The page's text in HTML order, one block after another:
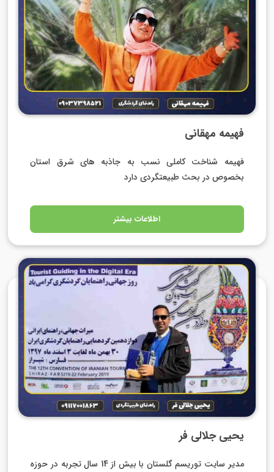
فهیمه مهقانی
فهیمه شناخت کاملی نسب به جاذبه های شرق استان
بخصوص در بحث طبیعتگردی دارد
اطلاعات بیشتر
یحیی جلالی فر
مدیر سایت توریسم گلستان با بیش از 14 سال تجربه در حوزه